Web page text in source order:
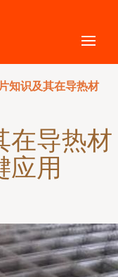
知识及其在导热材
在导热材
应用